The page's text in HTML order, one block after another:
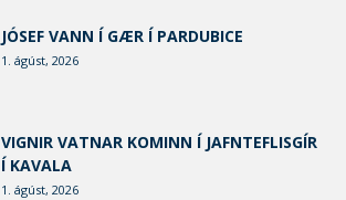
JÓSEF VANN Í GÆR Í PARDUBICE
1. ágúst, 2026
VIGNIR VATNAR KOMINN Í JAFNTEFLISGÍR
Í KAVALA
1. ágúst, 2026